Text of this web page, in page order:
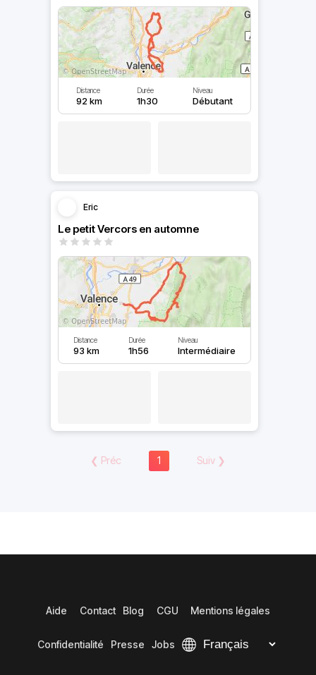
Distance
92 km
Durée
1h30
Niveau
Débutant
Eric
Le petit Vercors en automne
Distance
93 km
Durée
1h56
Niveau
Intermédiaire
❮ Préc 1 Suiv ❯
Aide Contact Blog CGU Mentions légales
Confidentialité Presse Jobs